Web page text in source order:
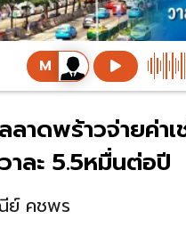
ลาดพร้าวจ่ายค่าเ
าละ 5.5หมื่นต่อปี
ย์ คชพร